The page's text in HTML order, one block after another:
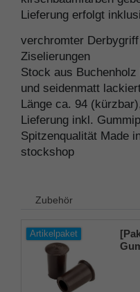
Lieferung erfolgt
verchromter
Ziselierungen
Stock aus
und seidenmatt
Länge ca. 94
Lieferung inkl.
Spitzenqualität Made
stockshop
Zubehör
Artikelpaket